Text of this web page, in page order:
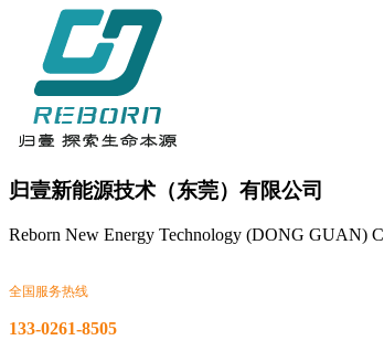
归壹新能源技术（东莞）有限公司
Reborn New Energy Technology (DONG GUAN)
全国服务热线
133-0261-8505